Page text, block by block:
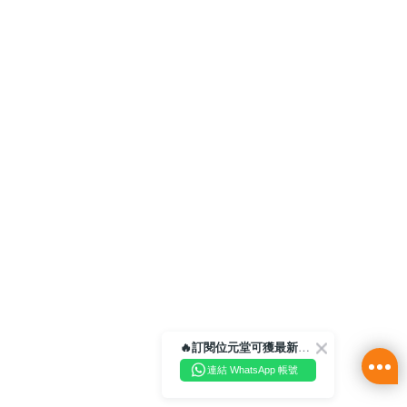
🔥訂閱位元堂可獲最新優惠及活動資訊🔥
連結 WhatsApp 帳號